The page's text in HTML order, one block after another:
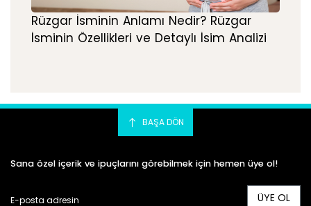
Rüzgar İsminin Anlamı Nedir? Rüzgar
İsminin Özellikleri ve Detaylı İsim Analizi
BAŞA DÖN
Sana özel içerik ve ipuçlarını görebilmek için hemen üye ol!
ÜYE OL